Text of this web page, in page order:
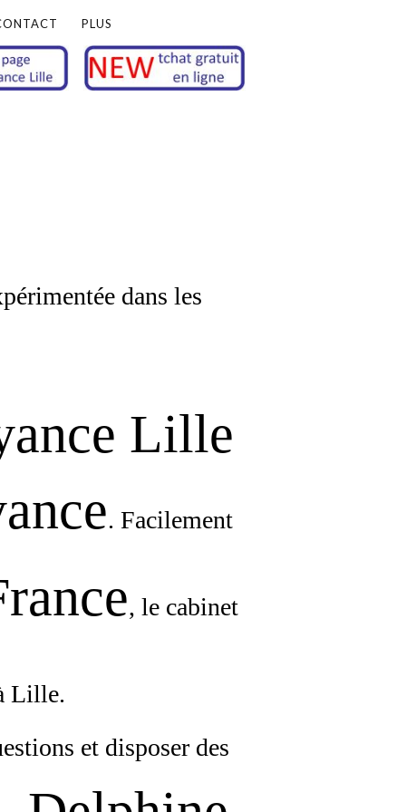
PLUS
dans les
Lille
. Facilement
, le cabinet
Lille.
et disposer des